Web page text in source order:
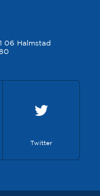
06 Halmstad
Twitter